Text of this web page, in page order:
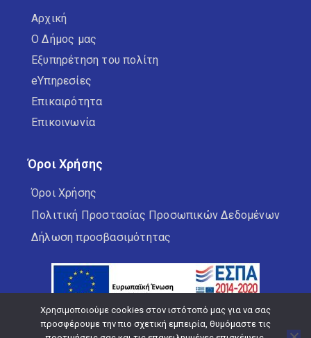
Αρχική
Ο Δήμος μας
Εξυπηρέτηση του πολίτη
eΥπηρεσίες
Επικαιρότητα
Επικοινωνία
Όροι Χρήσης
Όροι Χρήσης
Πολιτική Προστασίας Προσωπικών Δεδομένων
Δήλωση προσβασιμότητας
Χρησιμοποιούμε cookies στον ιστότοπό μας για να σας
προσφέρουμε την πιο σχετική εμπειρία, θυμόμαστε τις